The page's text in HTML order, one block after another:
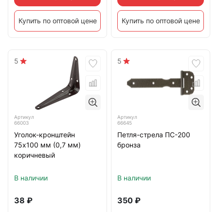
Купить по оптовой цене Купить по оптовой цене
5
Артикул
66003
Уголок-кронштейн
75х100 мм (0,7 мм)
коричневый
В наличии
38 ₽
5
Артикул
66645
Петля-стрела ПС-200
бронза
В наличии
350 ₽